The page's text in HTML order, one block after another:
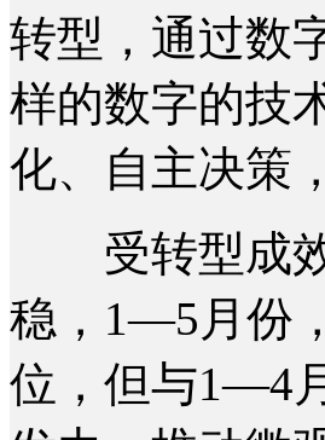
转型，通过数
样的数字的技
化、自主决策
受转型成效
稳，1—5月份
位，但与1—4